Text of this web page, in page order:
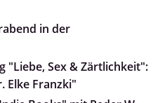
in der
"Liebe, Sex & Zärtlichkeit":
Elke Franzki"